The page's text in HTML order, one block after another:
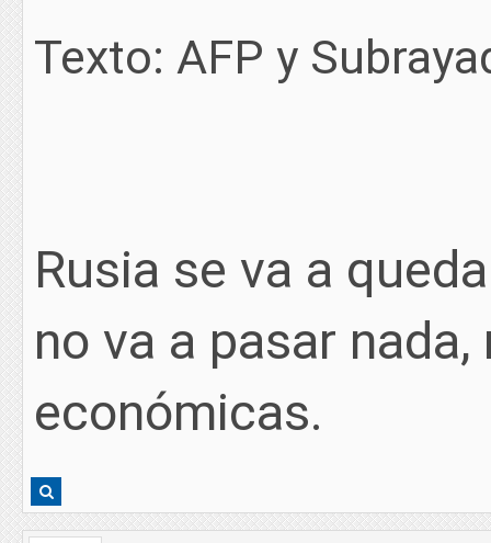
Texto: AFP y
Rusia se va a
no va a pasar
económicas.